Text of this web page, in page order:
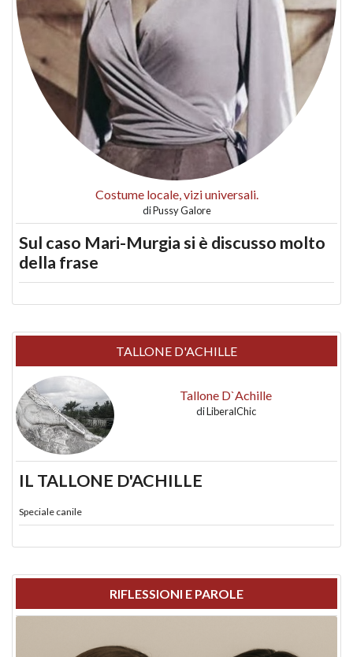
Costume locale, vizi universali.
diPussy Galore
Sul caso Mari-Murgia si è discusso molto
della frase
TALLONE D'ACHILLE
Tallone D`Achille
diLiberalChic
IL TALLONE D'ACHILLE
Speciale canile
RIFLESSIONI E PAROLE